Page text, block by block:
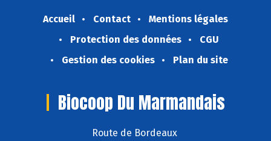
Accueil Contact
Mentions légales
Protection des données
CGU
Gestion des cookies
Plan du site
Biocoop Du Marmandais
Route de Bordeaux